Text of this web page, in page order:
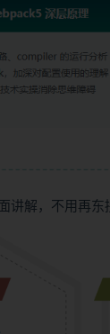
讲解，不用再